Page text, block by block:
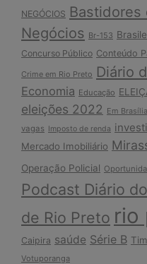
NEGÓCIOS Bastidores
Negócios Br-153
Concurso Público Conteúdo
Crime em Rio Preto Diário
Economia Educação
eleições 2022 Em Brasília
vagas Imposto de renda
Mercado Imobiliário
Operação Policial
Podcast Diário
de Rio Preto rio
Caipira saúde Série B
Votuporanga